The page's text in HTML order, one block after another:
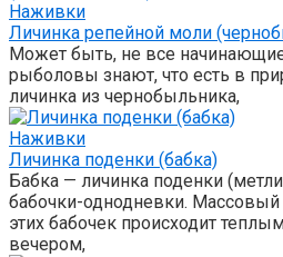
Наживки
Личинка репейной моли
Может быть, не все
рыболовы знают, что есть в
личинка из чернобыльника,
Наживки
Личинка поденки (бабка)
Бабка — личинка поденки
бабочки-однодневки.
этих бабочек происходит
вечером,